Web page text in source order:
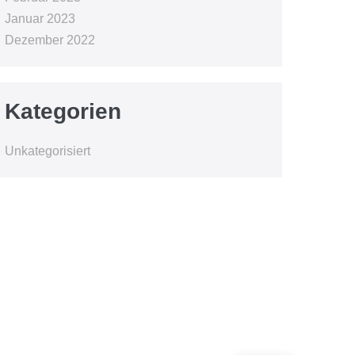
Januar 2023
Dezember 2022
Kategorien
Unkategorisiert